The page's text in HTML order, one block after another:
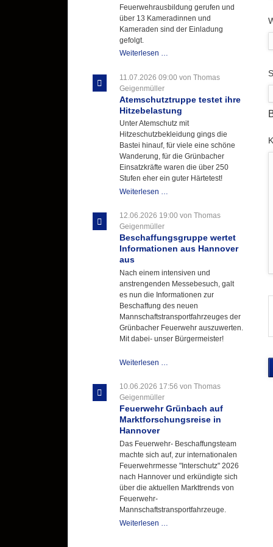
Feuerwehrausbildung gerufen und
über 13 Kameradinnen und
Kameraden sind der Einladung
gefolgt.
Weiterlesen …
für
Kirmes
mit
zukunftsweisender
Einlage
11.07.2026 09:00 von Thomas
Geigenmüller
Atemschutztruppe testet ihre
Hitzebelastung
Unter Atemschutz mit
Hitzeschutzbekleidung gings die
Bastei hinauf, für viele eine schöne
Wanderung, für die Grünbacher
Einsatzkräfte waren die über 250
Stufen eher ein guter Härtetest!
Weiterlesen …
ihre
12.06.2026 19:00 von Thomas
Geigenmüller
Beschaffungsgruppe wertet
Informationen aus Hannover
aus
Nach einem intensiven und
anstrengenden Messebesuch, galt
es nun die Informationen zur
Beschaffung des neuen
Mannschaftstransportfahrzeuges der
Grünbacher Feuerwehr auszuwerten.
Mit dabei- unser Bürgermeister!
Weiterlesen …
Informationen
Hannover
aus
10.06.2026 17:56 von Thomas
Geigenmüller
Feuerwehr Grünbach auf
Marktforschungsreise in
Hannover
Das Feuerwehr- Beschaffungsteam
machte sich auf, zur internationalen
Feuerwehrmesse "Interschutz" 2026
nach Hannover und erkündigte sich
über die aktuellen Markttrends von
Feuerwehr-
Mannschaftstransportfahrzeuge.
Weiterlesen …